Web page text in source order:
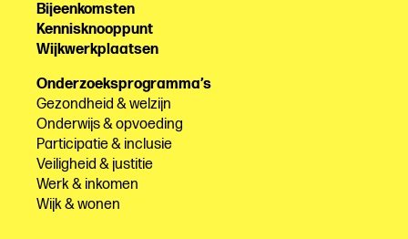
Bijeenkomsten
Kennisknooppunt
Wijkwerkplaatsen
Onderzoeksprogramma’s
Gezondheid & welzijn
Onderwijs & opvoeding
Participatie & inclusie
Veiligheid & justitie
Werk & inkomen
Wijk & wonen